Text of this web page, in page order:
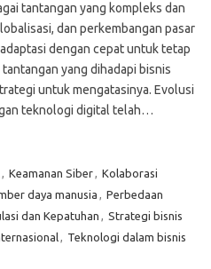
tantangan yang kompleks dan
dan perkembangan pasar
dengan cepat untuk tetap
yang dihadapi bisnis
untuk mengatasinya. Evolusi
teknologi digital telah…
, Keamanan Siber, Kolaborasi
daya manusia , Perbedaan
dan Kepatuhan , Strategi bisnis
, Teknologi dalam bisnis